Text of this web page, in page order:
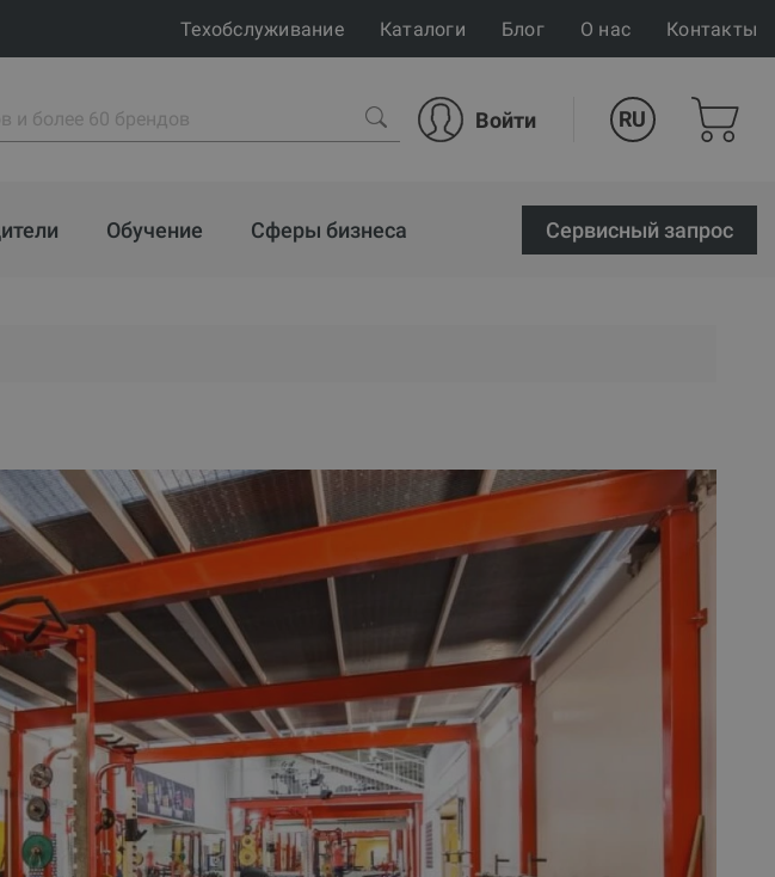
Техобслуживание Каталоги Блог О нас Контакты
Войти RU
Обучение Сферы бизнеса Cервисный запрос